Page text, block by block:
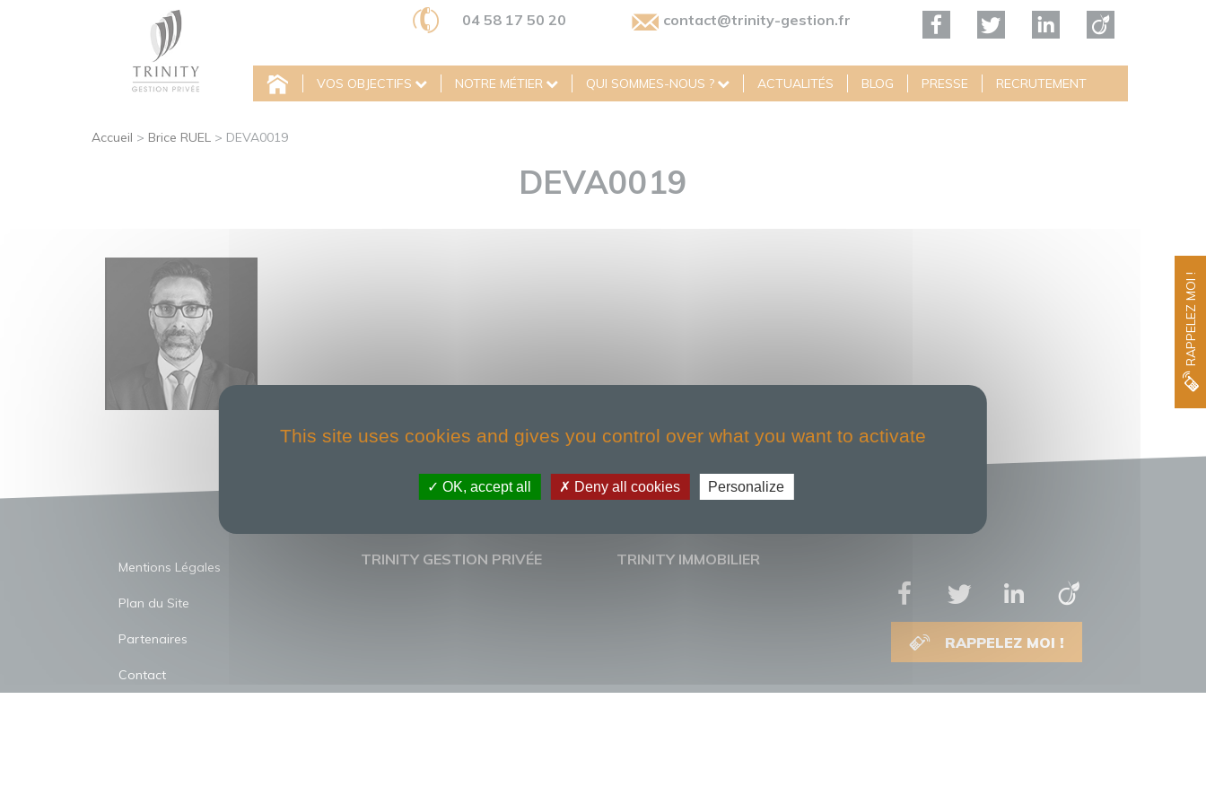
RAPPELEZ MOI !
04 58 17 50 20 contact@trinity-gestion.fr
VOS OBJECTIFS NOTRE MÉTIER QUI SOMMES-NOUS ? ACTUALITÉS BLOG PRESSE RECRUTEMENT
Accueil > Brice RUEL > DEVA0019
DEVA0019
Mentions Légales
Plan du Site
Partenaires
Contact
TRINITY GESTION PRIVÉE TRINITY IMMOBILIER
RAPPELEZ MOI !
This site uses cookies and gives you control over what you want to activate
OK, accept all Deny all cookies Personalize